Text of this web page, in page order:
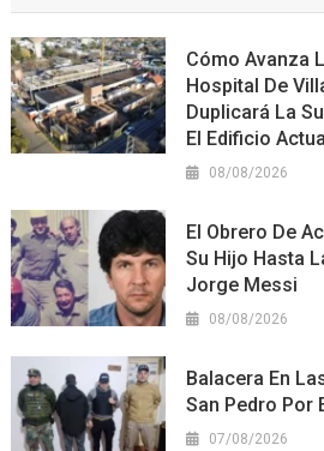
Cómo Avanza
Hospital De
Duplicará La
El Edificio
08/08/2026
El Obrero De
Su Hijo Hasta
Jorge Messi
08/08/2026
Balacera En
San Pedro Por
07/08/2026